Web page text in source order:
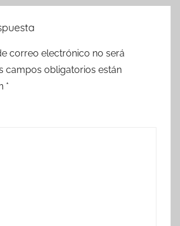
correo electrónico no será
campos obligatorios están
*